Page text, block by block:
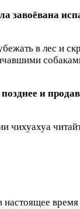
завоёвана
в лес и
и
чихуахуа